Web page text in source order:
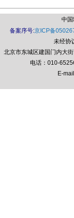
中
备案序号:京ICP备
未经协
北京市东城区建国门内大
电话：010-
E-